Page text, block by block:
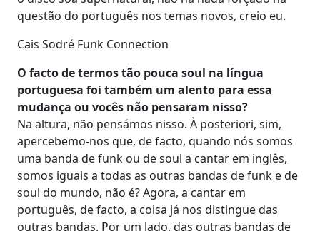
questão do português nos temas novos, creio eu.
Cais Sodré Funk Connection
O facto de termos tão pouca soul na língua
portuguesa foi também um alento para essa
mudança ou vocês não pensaram nisso?
Na altura, não pensámos nisso. À posteriori, sim,
apercebemo-nos que, de facto, quando nós somos
uma banda de funk ou de soul a cantar em inglês,
somos iguais a todas as outras bandas de funk e de
soul do mundo, não é? Agora, a cantar em
português, de facto, a coisa já nos distingue das
outras bandas. Por um lado, das outras bandas de